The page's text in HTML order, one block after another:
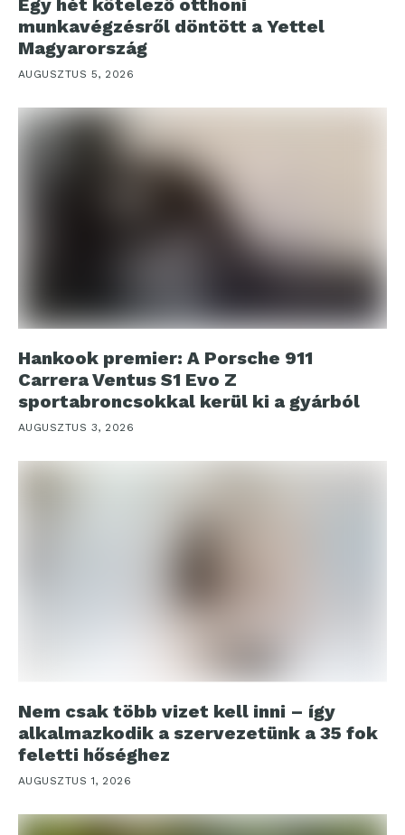
Egy hét kötelező otthoni
munkavégzésről döntött a Yettel
Magyarország
AUGUSZTUS 5, 2026
Hankook premier: A Porsche 911
Carrera Ventus S1 Evo Z
sportabroncsokkal kerül ki a gyárból
AUGUSZTUS 3, 2026
Nem csak több vizet kell inni – így
alkalmazkodik a szervezetünk a 35 fok
feletti hőséghez
AUGUSZTUS 1, 2026